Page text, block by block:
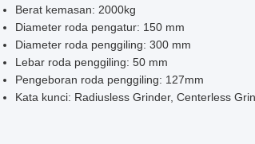
Berat kemasan: 2000kg
Diameter roda pengatur: 150 mm
Diameter roda penggiling: 300 mm
Lebar roda penggiling: 50 mm
Pengeboran roda penggiling: 127mm
Kata kunci: Radiusless Grinder, Centerless